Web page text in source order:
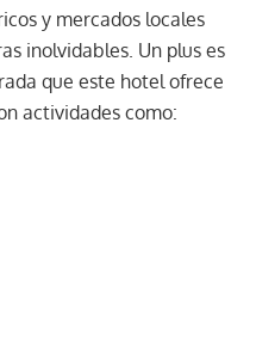
y mercados locales
inolvidables. Un plus es
que este hotel ofrece
actividades como: